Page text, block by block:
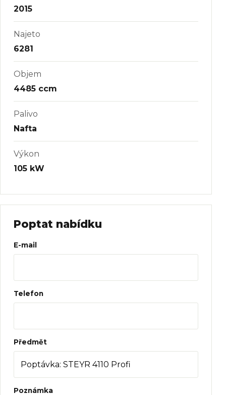
2015
Najeto
6281
Objem
4485 ccm
Palivo
Nafta
Výkon
105 kW
Poptat nabídku
Web
E-mail
Telefon
Předmět
Poznámka